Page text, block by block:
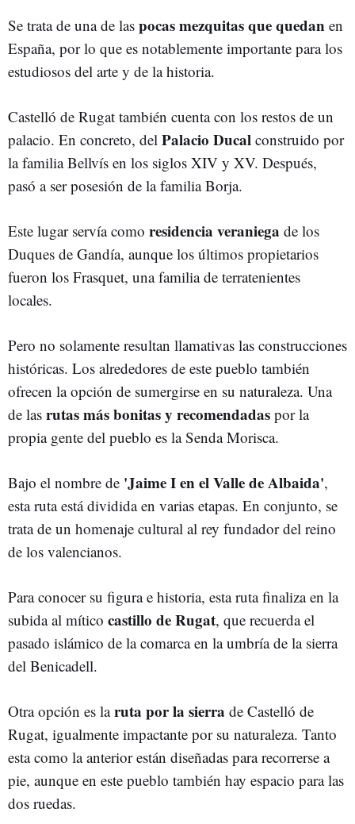
Se trata de una de las pocas mezquitas que quedan en
España, por lo que es notablemente importante para los
estudiosos del arte y de la historia.
Castelló de Rugat también cuenta con los restos de un
palacio. En concreto, del Palacio Ducal construido por
la familia Bellvís en los siglos XIV y XV. Después,
pasó a ser posesión de la familia Borja.
Este lugar servía como residencia veraniega de los
Duques de Gandía, aunque los últimos propietarios
fueron los Frasquet, una familia de terratenientes
locales.
Pero no solamente resultan llamativas las construcciones
históricas. Los alrededores de este pueblo también
ofrecen la opción de sumergirse en su naturaleza. Una
de las rutas más bonitas y recomendadas por la
propia gente del pueblo es la Senda Morisca.
Bajo el nombre de 'Jaime I en el Valle de Albaida',
esta ruta está dividida en varias etapas. En conjunto, se
trata de un homenaje cultural al rey fundador del reino
de los valencianos.
Para conocer su figura e historia, esta ruta finaliza en la
subida al mítico castillo de Rugat, que recuerda el
pasado islámico de la comarca en la umbría de la sierra
del Benicadell.
Otra opción es laruta por la sierra de Castelló de
Rugat, igualmente impactante por su naturaleza. Tanto
esta como la anterior están diseñadas para recorrerse a
pie, aunque en este pueblo también hay espacio para las
dos ruedas.